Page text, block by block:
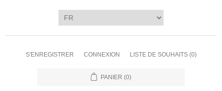
S'ENREGISTRER CONNEXION LISTE DE SOUHAITS (0)
PANIER (0)